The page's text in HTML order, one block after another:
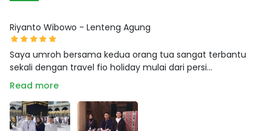
Riyanto Wibowo - Lenteng Agung
Saya umroh bersama kedua orang tua sangat terbantu
sekali dengan travel fio holiday mulai dari persi...
Read more